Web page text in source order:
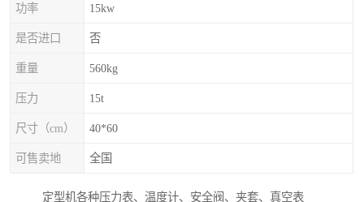
功率 15kw
是否进口 否
重量 560kg
压力 15t
尺寸（cm） 40*60
可售卖地 全国
定型机各种压力表、温度计、安全阀、夹套、真空表